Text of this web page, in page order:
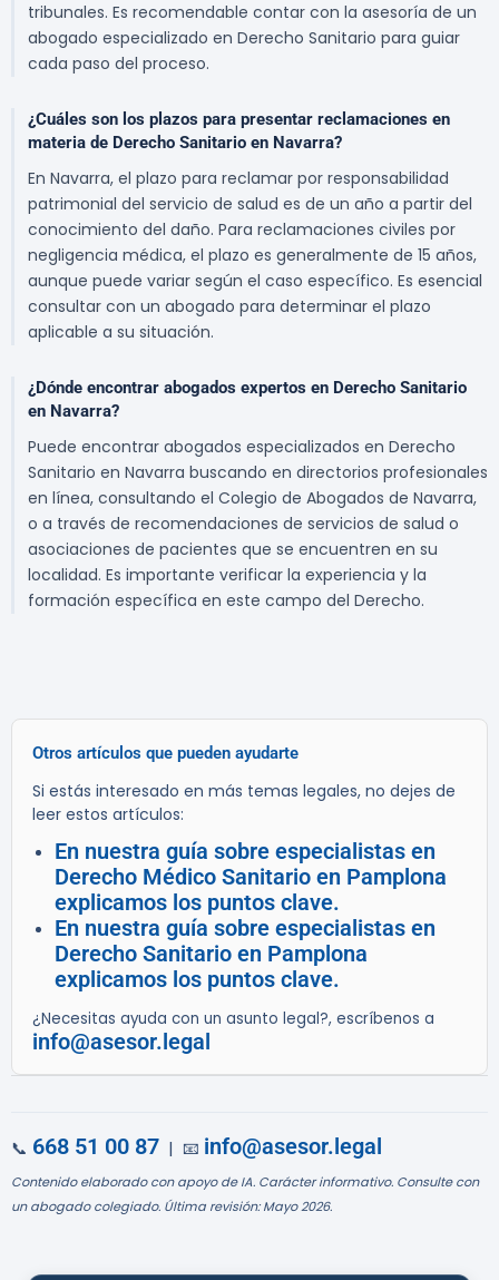
tribunales. Es recomendable contar con la asesoría de un
abogado especializado en Derecho Sanitario para guiar
cada paso del proceso.
¿Cuáles son los plazos para presentar reclamaciones en
materia de Derecho Sanitario en Navarra?
En Navarra, el plazo para reclamar por responsabilidad
patrimonial del servicio de salud es de un año a partir del
conocimiento del daño. Para reclamaciones civiles por
negligencia médica, el plazo es generalmente de 15 años,
aunque puede variar según el caso específico. Es esencial
consultar con un abogado para determinar el plazo
aplicable a su situación.
¿Dónde encontrar abogados expertos en Derecho Sanitario
en Navarra?
Puede encontrar abogados especializados en Derecho
Sanitario en Navarra buscando en directorios profesionales
en línea, consultando el Colegio de Abogados de Navarra,
o a través de recomendaciones de servicios de salud o
asociaciones de pacientes que se encuentren en su
localidad. Es importante verificar la experiencia y la
formación específica en este campo del Derecho.
Otros artículos que pueden ayudarte
Si estás interesado en más temas legales, no dejes de
leer estos artículos:
En nuestra guía sobre especialistas en
Derecho Médico Sanitario en Pamplona
explicamos los puntos clave.
En nuestra guía sobre especialistas en
Derecho Sanitario en Pamplona
explicamos los puntos clave.
¿Necesitas ayuda con un asunto legal?, escríbenos a
info@asesor.legal
📞 668 51 00 87 | 📧 info@asesor.legal
Contenido elaborado con apoyo de IA. Carácter informativo. Consulte con
un abogado colegiado. Última revisión: Mayo 2026.